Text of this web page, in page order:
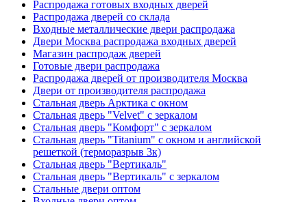
Распродажа готовых входных дверей
Распродажа дверей со склада
Входные металлические двери распродажа
Двери Москва распродажа входных дверей
Магазин распродаж дверей
Готовые двери распродажа
Распродажа дверей от производителя Москва
Двери от производителя распродажа
Стальная дверь Арктика с окном
Стальная дверь "Velvet" с зеркалом
Стальная дверь "Комфорт" с зеркалом
Стальная дверь "Titanium" с окном и английской
решеткой (терморазрыв 3к)
Стальная дверь "Вертикаль"
Стальная дверь "Вертикаль" с зеркалом
Стальные двери оптом